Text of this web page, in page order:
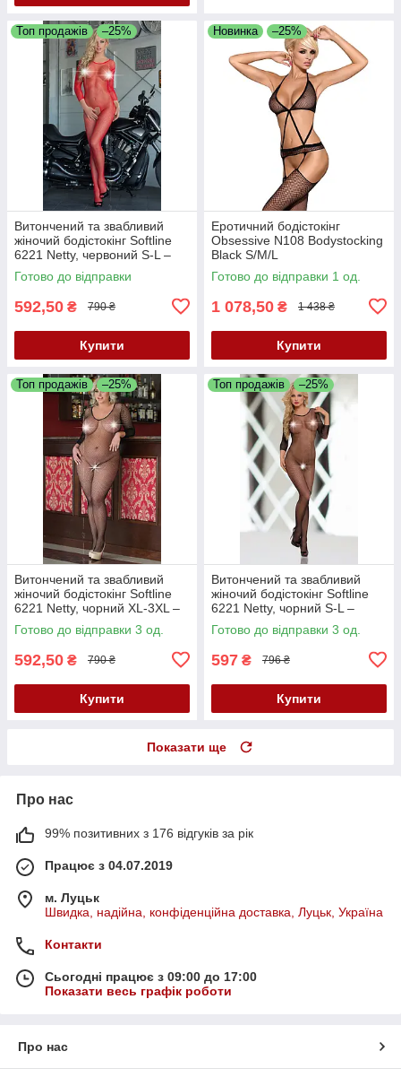
Топ продажів –25%
Витончений та звабливий
жіночий бодістокінг Softline
6221 Netty, червоний S-L –
звабливий образ для
особливих моментів
Готово до відправки
592,50 ₴ 790 ₴
Купити
Новинка –25%
Еротичний бодістокінг
Obsessive N108 Bodystocking
Black S/M/L
Готово до відправки 1 од.
1 078,50 ₴ 1 438 ₴
Купити
Топ продажів –25%
Витончений та звабливий
жіночий бодістокінг Softline
6221 Netty, чорний XL-3XL –
звабливий образ для
особливих моментів
Готово до відправки 3 од.
592,50 ₴ 790 ₴
Купити
Топ продажів –25%
Витончений та звабливий
жіночий бодістокінг Softline
6221 Netty, чорний S-L –
звабливий образ для
особливих моментів
Готово до відправки 3 од.
597 ₴ 796 ₴
Купити
Показати ще
Про нас
99% позитивних з 176 відгуків за рік
Працює з 04.07.2019
м. Луцьк
Швидка, надійна, конфіденційна доставка, Луцьк, Україна
Контакти
Сьогодні працює з 09:00 до 17:00
Показати весь графік роботи
Про нас